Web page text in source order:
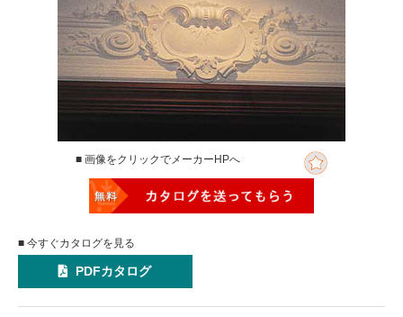
■ 画像をクリックでメーカーHPへ
■ 今すぐカタログを見る
PDFカタログ